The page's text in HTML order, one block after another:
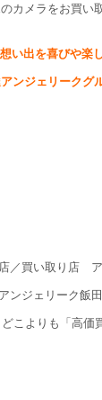
カメラをお買い
い出を喜びや楽し
ンジェリークグ
／買い取り店
ジェリーク飯
こよりも「高価